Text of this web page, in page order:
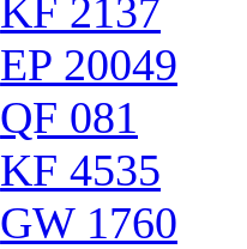
KF 2137
EP 20049
QF 081
KF 4535
GW 1760